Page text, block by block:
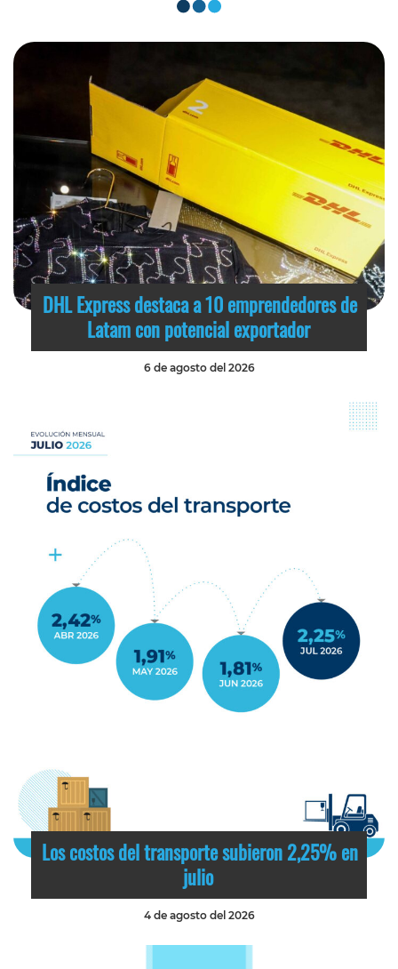
DHL Express destaca a 10 emprendedores de
Latam con potencial exportador
6 de agosto del 2026
Los costos del transporte subieron 2,25% en
julio
4 de agosto del 2026